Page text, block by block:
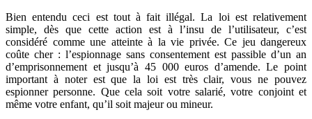
Bien entendu ceci est tout à fait illégal. La loi est relativement
simple, dès que cette action est à l’insu de l’utilisateur, c’est
considéré comme une atteinte à la vie privée. Ce jeu dangereux
coûte cher : l’espionnage sans consentement est passible d’un an
d’emprisonnement et jusqu’à 45 000 euros d’amende. Le point
important à noter est que la loi est très clair, vous ne pouvez
espionner personne. Que cela soit votre salarié, votre conjoint et
même votre enfant, qu’il soit majeur ou mineur.